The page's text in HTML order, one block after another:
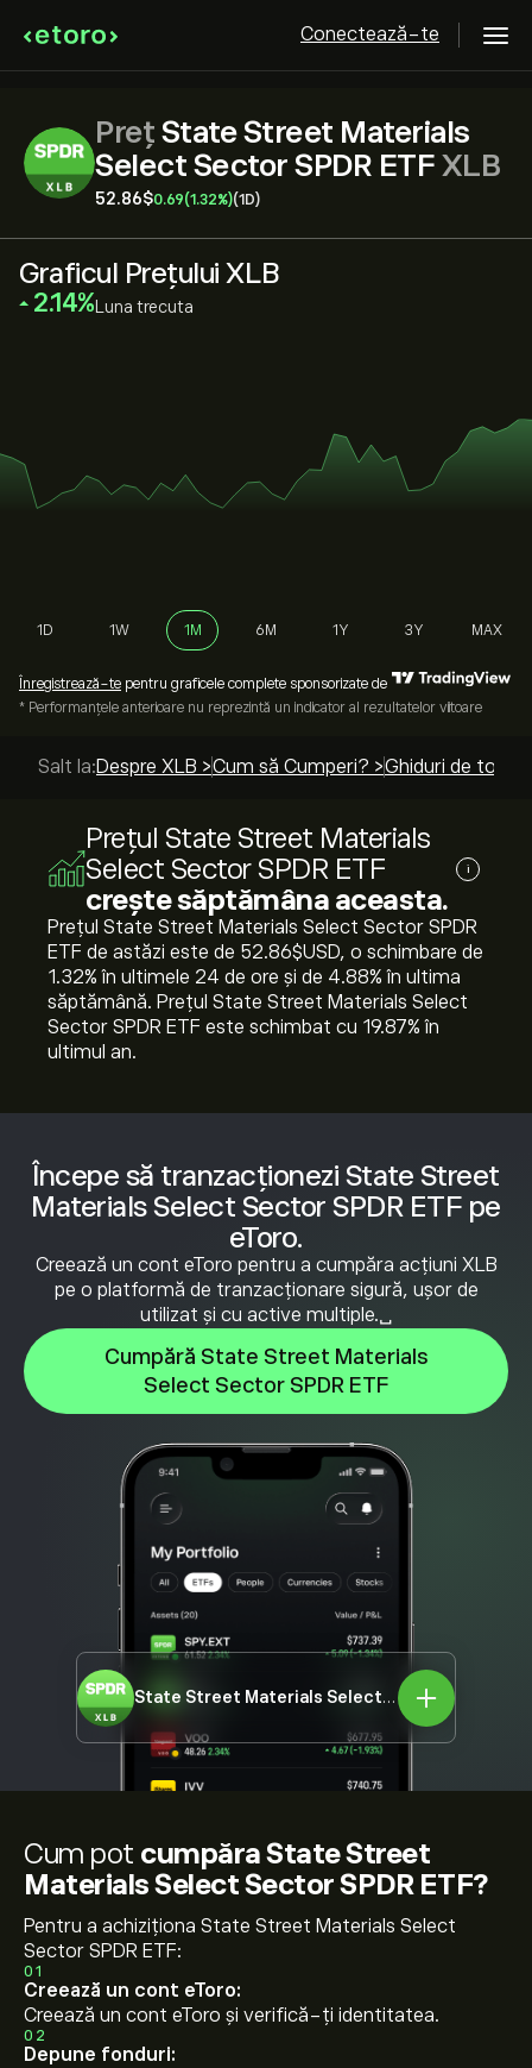
Conectează-te
Preț State Street Materials
Select Sector SPDR ETF XLB
52.86‎$‎0.69(1.32%)(1D)
Începe să tranzacționezi State Street
Materials Select Sector SPDR ETF pe
eToro.
Creează un cont eToro pentru a cumpăra acțiuni XLB
pe o platformă de tranzacționare sigură, ușor de
utilizat și cu active multiple.␣
Cumpără State Street Materials
Select Sector SPDR ETF
State Street Materials Select Sector SPDR ETF
Graficul Prețului XLB
‎2.14‎ Luna trecuta
1D 1W 1M 6M 1Y 3Y MAX
Înregistrează-te pentru graficele complete sponsorizate de
* Performanțele anterioare nu reprezintă un indicator al rezultatelor viitoare
Salt la:Despre XLB >Cum să Cumperi? >Ghiduri de top >
Prețul State Street Materials
Select Sector SPDR ETF
crește săptămâna aceasta.
i
Prețul State Street Materials Select Sector SPDR
ETF de astăzi este de 52.86‎$‎USD, o schimbare de
‎1.32‎% în ultimele 24 de ore și de ‎4.88‎% în ultima
săptămână. Prețul State Street Materials Select
Sector SPDR ETF este schimbat cu ‎19.87‎% în
ultimul an.
Cum pot cumpăra State Street
Materials Select Sector SPDR ETF?
Pentru a achiziționa State Street Materials Select
Sector SPDR ETF:
01
Creează un cont eToro:
Creează un cont eToro și verifică-ți identitatea.
02
Depune fonduri: